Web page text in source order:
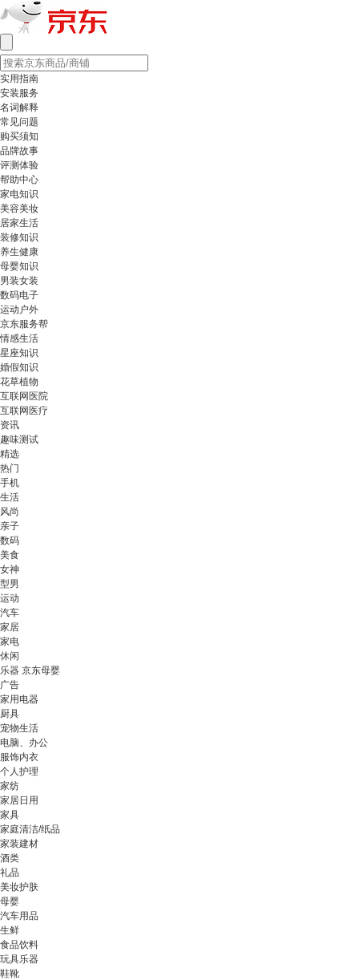
实用指南
安装服务
名词解释
常见问题
购买须知
品牌故事
评测体验
帮助中心
家电知识
美容美妆
居家生活
装修知识
养生健康
母婴知识
男装女装
数码电子
运动户外
京东服务帮
情感生活
星座知识
婚假知识
花草植物
互联网医院
互联网医疗
资讯
趣味测试
精选
热门
手机
生活
风尚
亲子
数码
美食
女神
型男
运动
汽车
家居
家电
休闲
乐器 京东母婴
广告
家用电器
厨具
宠物生活
电脑、办公
服饰内衣
个人护理
家纺
家居日用
家具
家庭清洁/纸品
家装建材
酒类
礼品
美妆护肤
母婴
汽车用品
生鲜
食品饮料
玩具乐器
鞋靴